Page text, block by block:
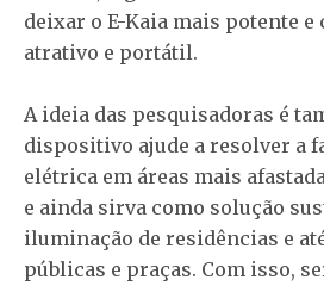
deixar o E-Kaia mais potente
atrativo e portátil.
A ideia das pesquisadoras é
dispositivo ajude a resolver a
elétrica em áreas mais
e ainda sirva como solução
iluminação de residências e
públicas e praças. Com isso,